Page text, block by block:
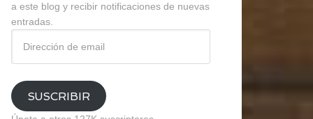
a este blog y recibir notificaciones de nuevas
entradas.
email
SUSCRIBIR